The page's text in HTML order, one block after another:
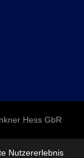
Hess GbR
Nutzererlebnis